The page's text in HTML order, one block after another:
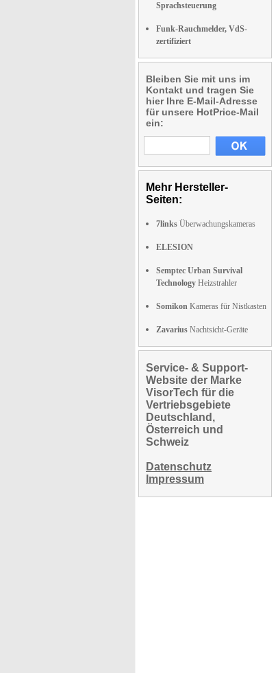
Sprachsteuerung
Funk-Rauchmelder, VdS-
zertifiziert
Bleiben Sie mit uns im
Kontakt und tragen Sie
hier Ihre E-Mail-Adresse
für unsere HotPrice-Mail
ein:
Mehr Hersteller-
Seiten:
7links Überwachungskameras
ELESION
Semptec Urban Survival
Technology Heizstrahler
Somikon Kameras für Nistkasten
Zavarius Nachtsicht-Geräte
Service- & Support-
Website der Marke
VisorTech für die
Vertriebsgebiete
Deutschland,
Österreich und
Schweiz
Datenschutz
Impressum